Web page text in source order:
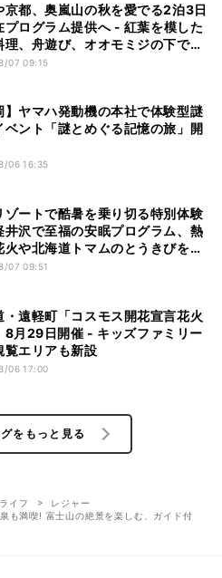
京都、奥嵐山の秋を愛でる2泊3日
プログラム提供へ - 紅葉を模した
理、舟遊び、オオモミジの下でお
呼吸など
07 09:15
】ヤマハ発動機の本社で体験型謎
ベント「謎とめぐる記憶の旅」開
06 16:35
ゾートで酷暑を乗り切る特別体験
沢で至福の安眠プログラム、熱
火や北海道トマムのとうきびを主
たアフタヌーンティー
07 09:51
・遠軽町「コスモス開花宣言花火
8月29日開催 - キッズファミリー
覧エリアも新設
06 17:00
をもっと見る
イフ
レジャー
も満喫! 富士山の絶景を楽しむ、ガイド付